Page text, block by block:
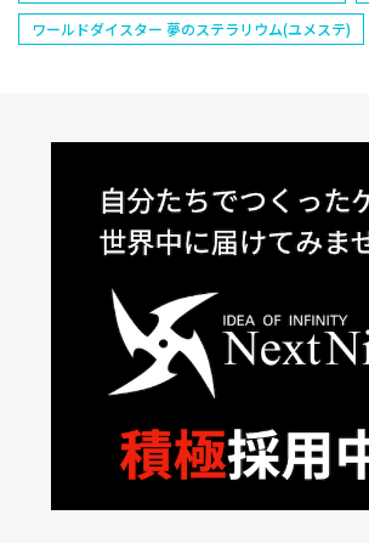
ワールドダイスター 夢のステラリウム(ユメステ)